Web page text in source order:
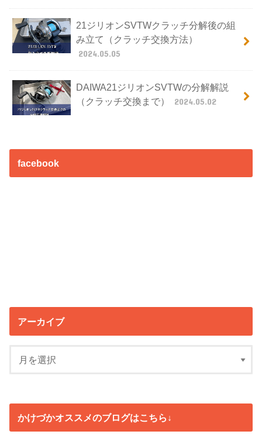
21ジリオンSVTWクラッチ分解後の組
み立て（クラッチ交換方法）
2024.05.05
DAIWA21ジリオンSVTWの分解解説
（クラッチ交換まで）
2024.05.02
facebook
アーカイブ
かけづかオススメのブログはこちら↓